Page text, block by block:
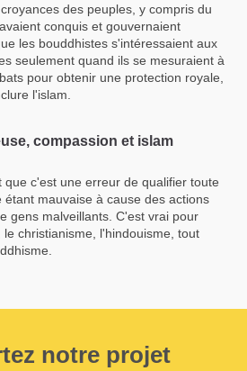
des peuples, y compris du
conquis et gouvernaient
les bouddhistes s'intéressaient aux
seulement quand ils se mesuraient à
pour obtenir une protection royale,
l'islam.
compassion et islam
que c'est une erreur de qualifier toute
étant mauvaise à cause des actions
gens malveillants. C'est vrai pour
christianisme, l'hindouisme, tout
notre projet